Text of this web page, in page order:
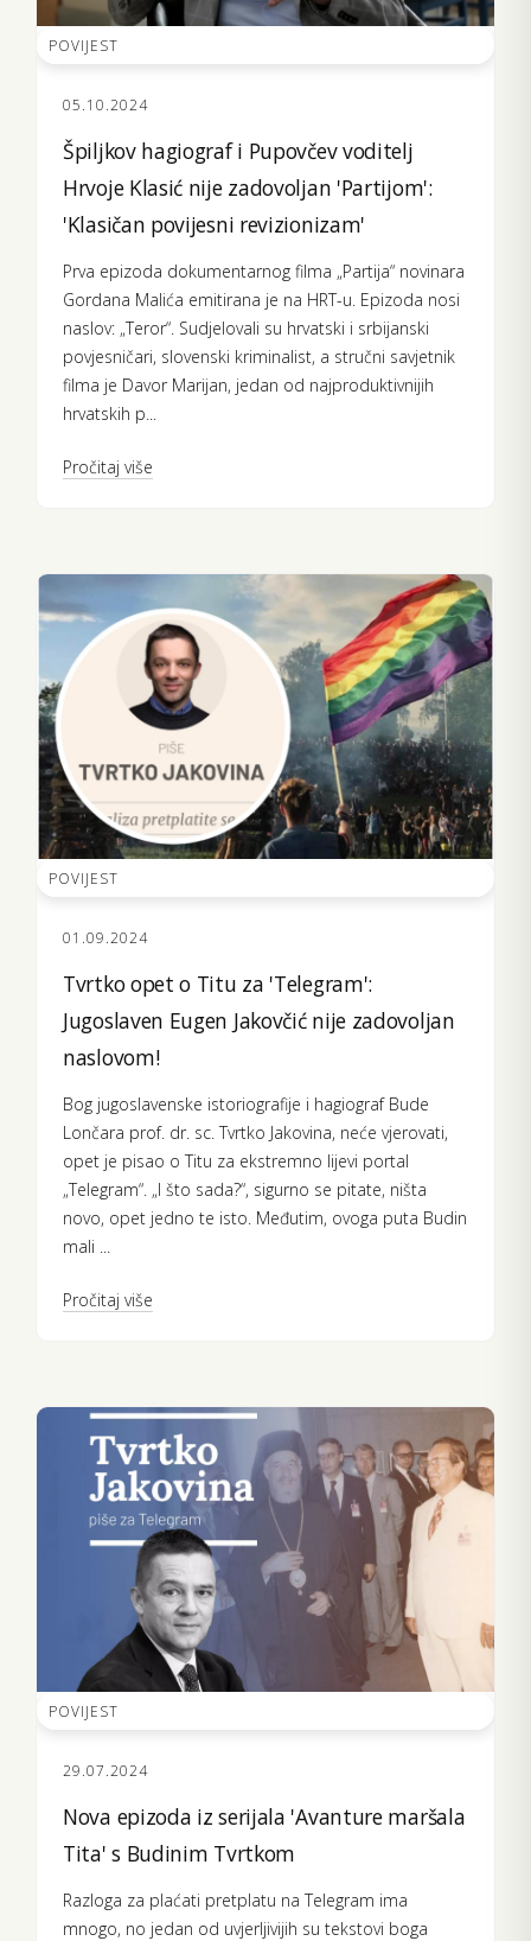
POVIJEST
05.10.2024
Špiljkov hagiograf i Pupovčev voditelj
Hrvoje Klasić nije zadovoljan 'Partijom':
'Klasičan povijesni revizionizam'
Prva epizoda dokumentarnog filma „Partija“ novinara
Gordana Malića emitirana je na HRT-u. Epizoda nosi
naslov: „Teror“. Sudjelovali su hrvatski i srbijanski
povjesničari, slovenski kriminalist, a stručni savjetnik
filma je Davor Marijan, jedan od najproduktivnijih
hrvatskih p...
Pročitaj više
POVIJEST
01.09.2024
Tvrtko opet o Titu za 'Telegram':
Jugoslaven Eugen Jakovčić nije zadovoljan
naslovom!
Bog jugoslavenske istoriografije i hagiograf Bude
Lončara prof. dr. sc. Tvrtko Jakovina, neće vjerovati,
opet je pisao o Titu za ekstremno lijevi portal
„Telegram“. „I što sada?“, sigurno se pitate, ništa
novo, opet jedno te isto. Međutim, ovoga puta Budin
mali ...
Pročitaj više
POVIJEST
29.07.2024
Nova epizoda iz serijala 'Avanture maršala
Tita' s Budinim Tvrtkom
Razloga za plaćati pretplatu na Telegram ima
mnogo, no jedan od uvjerljivijih su tekstovi boga